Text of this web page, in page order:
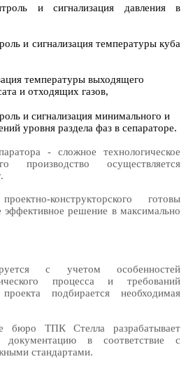
и сигнализация давления в
и сигнализация температуры куба
температуры выходящего
и отходящих газов,
и сигнализация минимального и
уровня раздела фаз в сепараторе.
- сложное технологическое
осуществляется
конструкторского готовы
решение в максимально
с учетом особенностей
процесса и требований
подбирается необходимая
бюро ТПК Стелла разрабатывает
в соответствие с
стандартами.